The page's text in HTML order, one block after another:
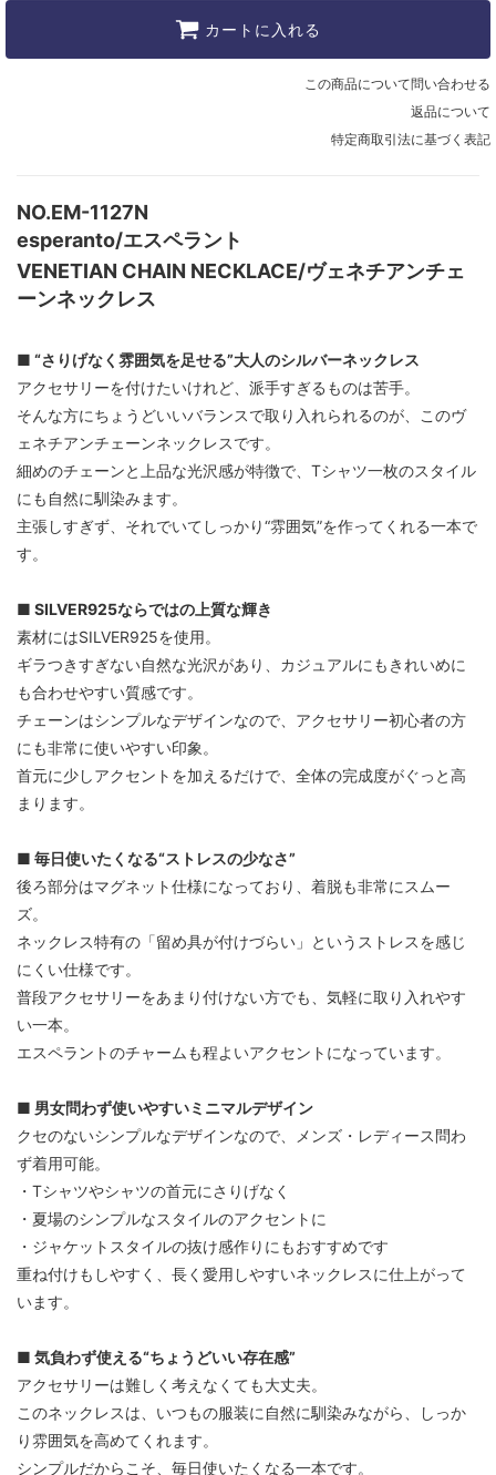
カートに入れる
この商品について問い合わせる
返品について
特定商取引法に基づく表記
NO.EM-1127N
esperanto/エスペラント
VENETIAN CHAIN NECKLACE/ヴェネチアンチェ
ーンネックレス
■ “さりげなく雰囲気を足せる”大人のシルバーネックレス
アクセサリーを付けたいけれど、派手すぎるものは苦手。
そんな方にちょうどいいバランスで取り入れられるのが、このヴ
ェネチアンチェーンネックレスです。
細めのチェーンと上品な光沢感が特徴で、Tシャツ一枚のスタイル
にも自然に馴染みます。
主張しすぎず、それでいてしっかり“雰囲気”を作ってくれる一本で
す。
■ SILVER925ならではの上質な輝き
素材にはSILVER925を使用。
ギラつきすぎない自然な光沢があり、カジュアルにもきれいめに
も合わせやすい質感です。
チェーンはシンプルなデザインなので、アクセサリー初心者の方
にも非常に使いやすい印象。
首元に少しアクセントを加えるだけで、全体の完成度がぐっと高
まります。
■ 毎日使いたくなる“ストレスの少なさ”
後ろ部分はマグネット仕様になっており、着脱も非常にスムー
ズ。
ネックレス特有の「留め具が付けづらい」というストレスを感じ
にくい仕様です。
普段アクセサリーをあまり付けない方でも、気軽に取り入れやす
い一本。
エスペラントのチャームも程よいアクセントになっています。
■ 男女問わず使いやすいミニマルデザイン
クセのないシンプルなデザインなので、メンズ・レディース問わ
ず着用可能。
・Tシャツやシャツの首元にさりげなく
・夏場のシンプルなスタイルのアクセントに
・ジャケットスタイルの抜け感作りにもおすすめです
重ね付けもしやすく、長く愛用しやすいネックレスに仕上がって
います。
■ 気負わず使える“ちょうどいい存在感”
アクセサリーは難しく考えなくても大丈夫。
このネックレスは、いつもの服装に自然に馴染みながら、しっか
り雰囲気を高めてくれます。
シンプルだからこそ、毎日使いたくなる一本です。